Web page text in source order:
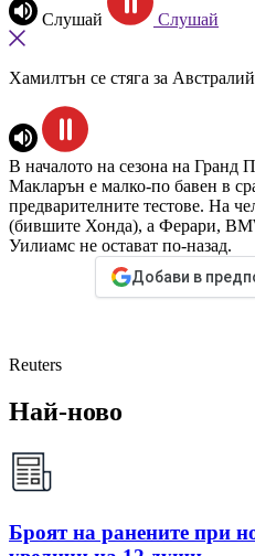
Слушай Слушай
Хамилтън се стяга за
В началото на сезона на Гранд
Макларън е малко-по бавен в
предварителните тестове. На
(бившите Хонда), а Ферари,
Уилиамс не остават по-назад.
Добави в
Reuters
Най-ново
Броят на ранените при